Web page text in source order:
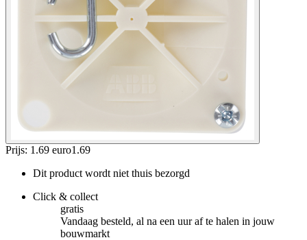
Prijs: 1.69 euro1 .69
Dit product wordt niet thuis bezorgd
Click & collect
gratis
Vandaag besteld, al na een uur af te halen in jouw
bouwmarkt